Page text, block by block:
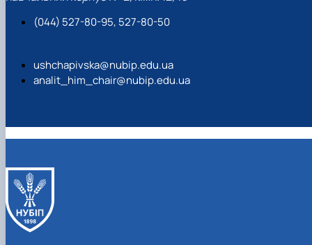
(044) 527-80-95, 527-80-50
ushchapivska@nubip.edu.ua
analit_him_chair@nubip.edu.ua